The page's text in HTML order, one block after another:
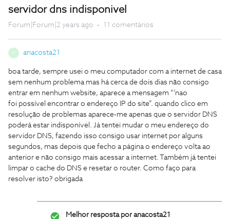
servidor dns indisponivel
Forum|Forum|2 years ago 11 comentários
A anacosta21
boa tarde, sempre usei o meu computador com a internet de casa
sem nenhum problema mas há cerca de dois dias não consigo
entrar em nenhum website, aparece a mensagem “‘nao
foi possível encontrar o endereço IP do site”. quando clico em
resolução de problemas aparece-me apenas que o servidor DNS
poderá estar indisponível. Já tentei mudar o meu endereço do
servidor DNS, fazendo isso consigo usar internet por alguns
segundos, mas depois que fecho a página o endereço volta ao
anterior e não consigo mais acessar a internet. Também já tentei
limpar o cache do DNS e resetar o router. Como faço para
resolver isto? obrigada
Melhor resposta poranacosta21